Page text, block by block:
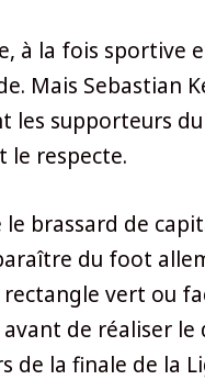
à la fois sportive
Mais Sebastian
les supporteurs
le respecte.
brassard de
du foot
rectangle vert ou
de réaliser le
de la finale de la